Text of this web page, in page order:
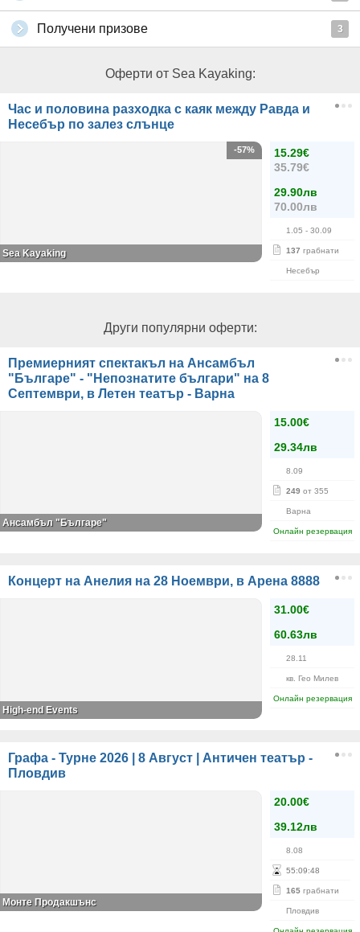
Получени призове 3
Оферти от Sea Kayaking:
Час и половина разходка с каяк между Равда и
Несебър по залез слънце
15.29€
35.79€
29.90лв
70.00лв
1.05 - 30.09
137 грабнати
Несебър
-57%
Sea Kayaking
Други популярни оферти:
Премиерният спектакъл на Ансамбъл
"Българе" - "Непознатите българи" на 8
Септември, в Летен театър - Варна
15.00€
29.34лв
8.09
249 от 355
Варна
Онлайн резервация
Ансамбъл "Българе"
Концерт на Анелия на 28 Ноември, в Арена 8888
31.00€
60.63лв
28.11
кв. Гео Милев
Онлайн резервация
High-end Events
Графа - Турне 2026 | 8 Август | Античен театър -
Пловдив
20.00€
39.12лв
8.08
55:09:48
165 грабнати
Пловдив
Монте Продакшънс